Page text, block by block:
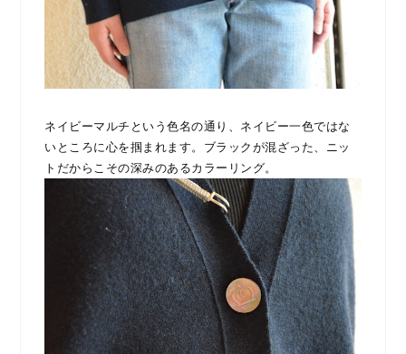
ネイビーマルチという色名の通り、ネイビー一色ではな
いところに心を掴まれます。ブラックが混ざった、ニッ
トだからこその深みのあるカラーリング。